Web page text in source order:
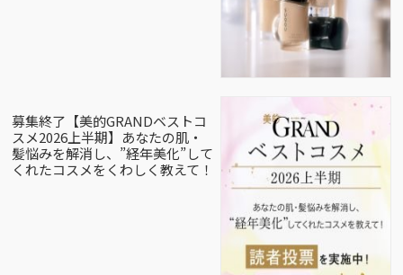
募集終了【美的GRANDベストコ
スメ2026上半期】あなたの肌・
髪悩みを解消し、”経年美化”して
くれたコスメをくわしく教えて！